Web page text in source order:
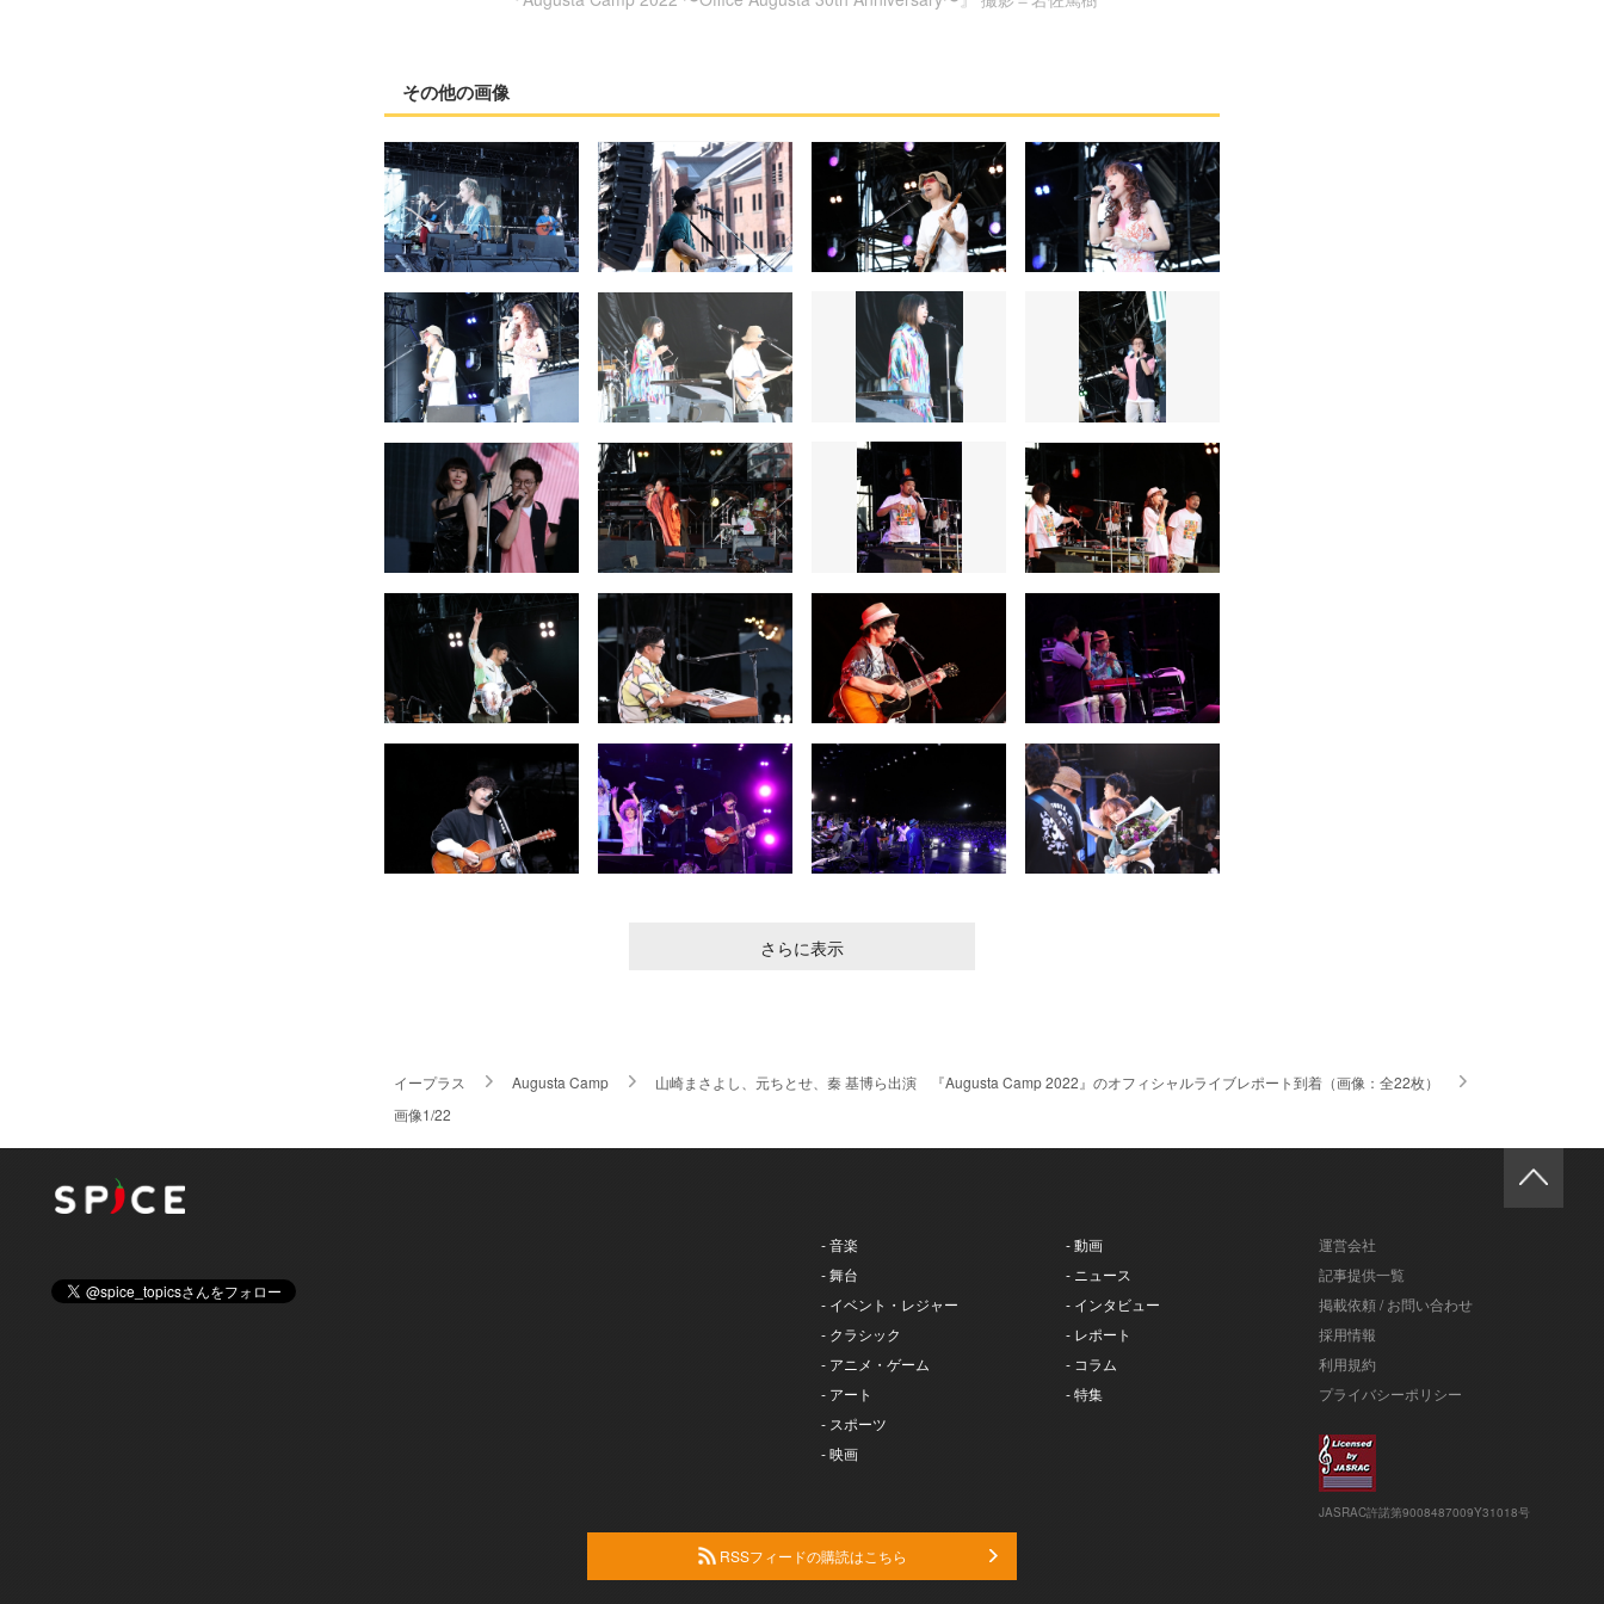
その他の画像
さらに表示
イープラス Augusta Camp
山崎まさよし、元ちとせ、秦 基博ら出演 『Augusta Camp 2022』のオフィシャルライブレポート到着（画像：全22枚）
画像1/22
- 音楽
- 舞台
- イベント・レジャー
- クラシック
- アニメ・ゲーム
- アート
- スポーツ
- 映画
- 動画
- ニュース
- インタビュー
- レポート
- コラム
- 特集
運営会社
記事提供一覧
掲載依頼 / お問い合わせ
採用情報
利用規約
プライバシーポリシー
JASRAC許諾第9008487009Y31018号
RSSフィードの購読はこちら